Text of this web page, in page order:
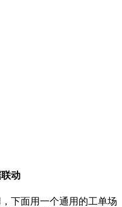
动
下面用一个通用的工单场